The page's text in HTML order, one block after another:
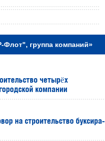
Флот", группа компаний»
четырёх
компании
на строительство буксира-